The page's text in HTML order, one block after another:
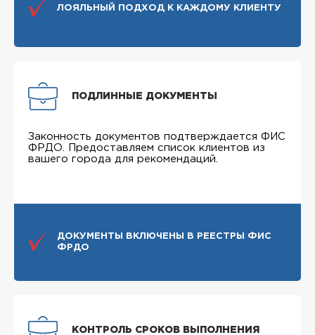
ЛОЯЛЬНЫЙ ПОДХОД К КАЖДОМУ КЛИЕНТУ
ПОДЛИННЫЕ ДОКУМЕНТЫ
Законность документов подтверждается ФИС
ФРДО. Предоставляем список клиентов из
вашего города для рекомендаций.
ДОКУМЕНТЫ ВКЛЮЧЕНЫ В РЕЕСТРЫ ФИС
ФРДО
КОНТРОЛЬ СРОКОВ ВЫПОЛНЕНИЯ